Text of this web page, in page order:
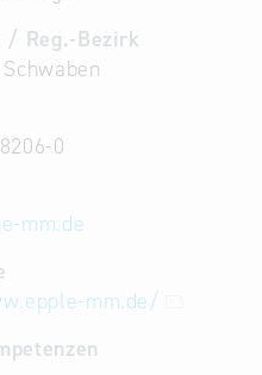
/ Reg.-Bezirk
0
mm.de
mm.de/